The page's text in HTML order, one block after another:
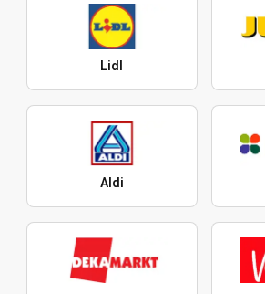
Lidl
Aldi